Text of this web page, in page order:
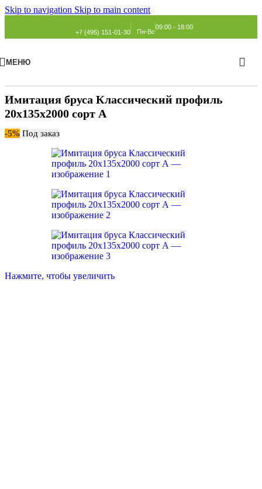
Skip to navigation Skip to main content
+7 (495) 151-01-30 Пн-Вс
09:00 - 18:00
МЕНЮ
Имитация бруса Классический профиль
20х135х2000 сорт А
-5% Под заказ
Нажмите, чтобы увеличить